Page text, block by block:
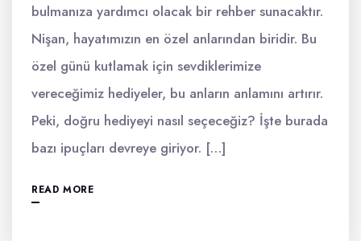
bulmanıza yardımcı olacak bir rehber sunacaktır.
Nişan, hayatımızın en özel anlarından biridir. Bu
özel günü kutlamak için sevdiklerimize
vereceğimiz hediyeler, bu anların anlamını artırır.
Peki, doğru hediyeyi nasıl seçeceğiz? İşte burada
bazı ipuçları devreye giriyor. […]
READ MORE